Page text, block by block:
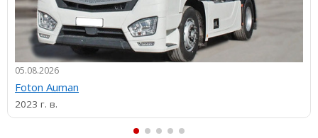
05.08.2026
Foton Auman
2023 г. в.